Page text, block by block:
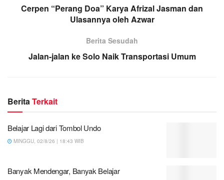
Cerpen “Perang Doa” Karya Afrizal Jasman dan
Ulasannya oleh Azwar
Berita Sesudah
Jalan-jalan ke Solo Naik Transportasi Umum
BeritaTerkait
Belajar Lagi dari Tombol Undo
MINGGU, 02/8/26 | 18:43 WIB
Banyak Mendengar, Banyak Belajar